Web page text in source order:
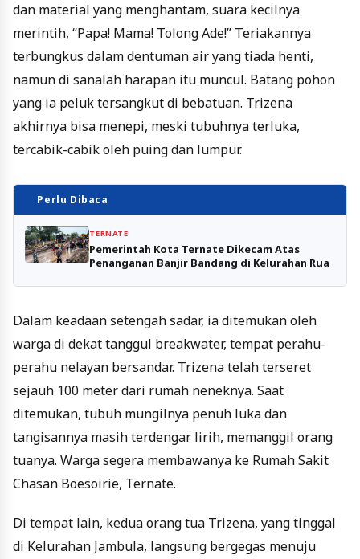
dan material yang menghantam, suara kecilnya
merintih, “Papa! Mama! Tolong Ade!” Teriakannya
terbungkus dalam dentuman air yang tiada henti,
namun di sanalah harapan itu muncul. Batang pohon
yang ia peluk tersangkut di bebatuan. Trizena
akhirnya bisa menepi, meski tubuhnya terluka,
tercabik-cabik oleh puing dan lumpur.
Perlu Dibaca
TERNATE
Pemerintah Kota Ternate Dikecam Atas
Penanganan Banjir Bandang di Kelurahan Rua
Dalam keadaan setengah sadar, ia ditemukan oleh
warga di dekat tanggul breakwater, tempat perahu-
perahu nelayan bersandar. Trizena telah terseret
sejauh 100 meter dari rumah neneknya. Saat
ditemukan, tubuh mungilnya penuh luka dan
tangisannya masih terdengar lirih, memanggil orang
tuanya. Warga segera membawanya ke Rumah Sakit
Chasan Boesoirie, Ternate.
Di tempat lain, kedua orang tua Trizena, yang tinggal
di Kelurahan Jambula, langsung bergegas menuju